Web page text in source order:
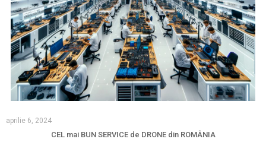
aprilie 6, 2024
CEL mai BUN SERVICE de DRONE din ROMÂNIA